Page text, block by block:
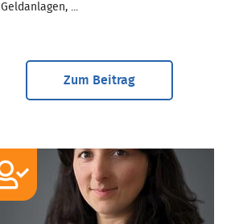
Geldanlagen, ...
Zum Beitrag